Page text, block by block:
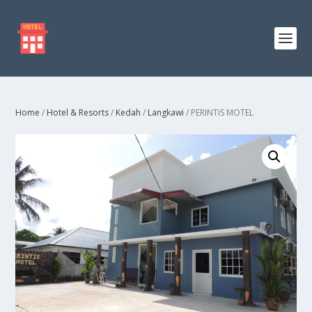
Home / Hotel & Resorts/ Kedah / Langkawi / PERINTIS MOTEL